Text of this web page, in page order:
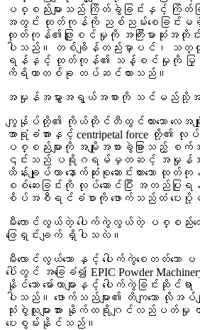
ပစ္စည်းများသည် ကြိတ်ခွဲခြင်းနှင့် ကြိ
အတွင်း ထုတ်ကုန်ကို ညစ်ညမ်းစေခြင်းမရှိကြော
ထုတ်ကုန်၏ဖြူစင်မှုကို အကြီးမားဆုံးအတိုင်
ပါသည်။ တစ်ချိန်တည်းမှာပင်၊ သတ္တုည
ရန်နှင့် ထုတ်ကုန်၏ သန့်စင်မှုကို မြှင့်
ကိရိယာတစ်ခု တပ်ဆင်ထားသည်။
အမှုန်အမွှားအရွယ်အစားကို သင်မည်သို့
ကျွန်ုပ်တို့၏ ကိုယ်တိုင်တီထွင်ထားသော လေအ
အာရုံခံအားနှင့် centripetal force တို့၏ လု
ပစ္စည်းများကို အမျိုးအစားခွဲခြားသည့် စ
၎င်းသည် ပရိုဂရမ်မှတဆင့် အမှုန်အမွှ
ထိန်းချုပ်ကာ နောက်ဆုံးစုဆောင်းထားသော ထုတ်ကု
စစ်ဆေးခြင်းကို လုပ်ဆောင်ပြီး အတည်ပြု
စိပ်အစီရင်ခံစာကို ဖောက်သည်ထံ ပေး
မီးလောင်လွယ်တဲ့ ပေါက်ကွဲလွယ်တဲ့ ပစ္စည်
ဖြေရှင်းချက် ရှိပါသလဲ။
မီးလောင်လွယ်သော နှင့် ပေါက်ကွဲစေတတ်သော ပ
ပေါ်တွင် အခြေခံ၍ EPIC Powder
နိုင်သော မော်တာများနှင့် ပေါက်ကွဲခြင်းဆိုင်
ပါသည်။ ဖောက်သည်များ၏ တိကျသော လိုအ
သုံးစွဲသူများအား နိုက်ထရိုဂျင်လည်ပတ်မှု
ပေးစွမ်းနိုင်သည်။